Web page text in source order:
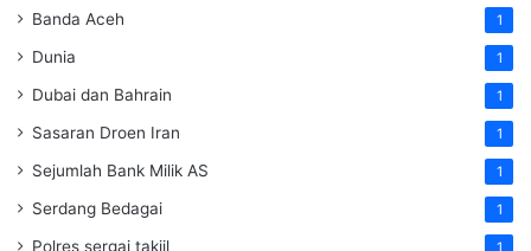
Banda Aceh 1
Dunia 1
Dubai dan Bahrain 1
Sasaran Droen Iran 1
Sejumlah Bank Milik AS 1
Serdang Bedagai 1
Polres sergai takjil 1